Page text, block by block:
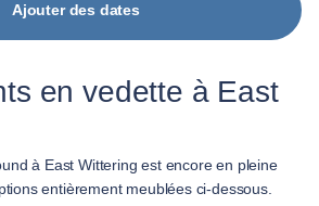
Ajouter des dates
en vedette à East
à East Wittering est encore en pleine
entièrement meublées ci-dessous.